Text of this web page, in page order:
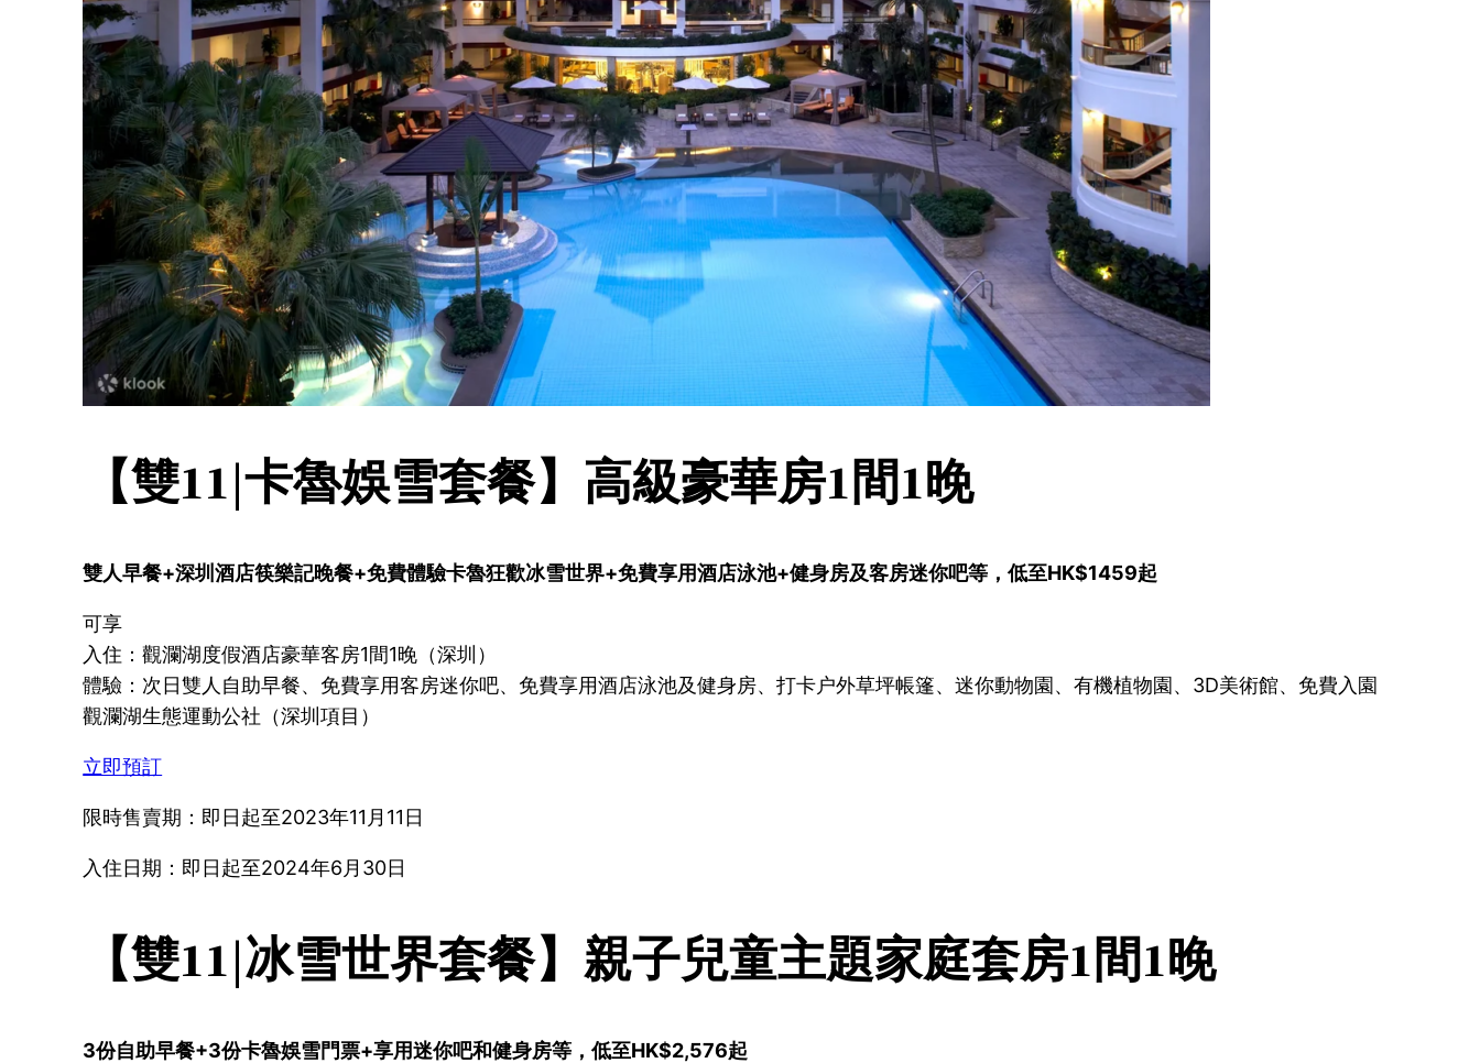
【雙11|卡魯娛雪套餐】高級豪華房1間1晚
雙人早餐+深圳酒店筷樂記晚餐+免費體驗卡魯狂歡冰雪世界+免費享用酒店泳池+健身房及客房迷你吧等，低至HK$1459起
可享
入住：觀瀾湖度假酒店豪華客房1間1晚（深圳）
體驗：次日雙人自助早餐、免費享用客房迷你吧、免費享用酒店泳池及健身房、打卡户外草坪帳篷、迷你動物園、有機植物園、3D美術館、免費入園
觀瀾湖生態運動公社（深圳項目）
立即預訂
限時售賣期：即日起至2023年11月11日
入住日期：即日起至2024年6月30日
【雙11|冰雪世界套餐】親子兒童主題家庭套房1間1晚
3份自助早餐+3份卡魯娛雪門票+享用迷你吧和健身房等，低至HK$2,576起